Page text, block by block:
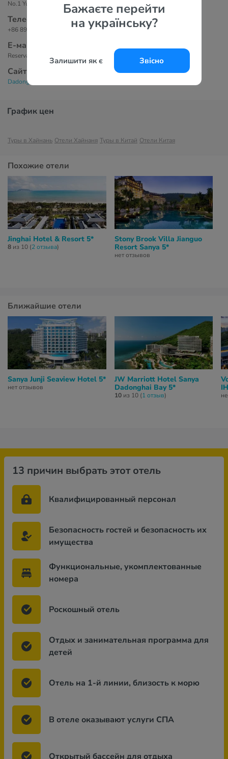
Бажаєте перейти
на українську?
Залишити як є Звісно
No.1 Yuya Road Dadonghai District , 572000 Санья, Китай
Телефоны
+86 898 8869 7777
Е-маil
Reservations@dadonghaihotelsanya.com
Сайт
Dadonghai Sanya Hotel 5*
График цен
Туры в Хайнань Отели Хайнаня Туры в Китай Отели Китая
Похожие отели
Jinghai Hotel & Resort 5*
8 из 10 (2 отзывa)
Stony Brook Villa Jianguo
Resort Sanya 5*
нет отзывов
Ближайшие отели
Sanya Junji Seaview Hotel 5*
нет отзывов
JW Marriott Hotel Sanya
Dadonghai Bay 5*
10из 10 (1 отзыв)
13 причин выбрать этот отель
Квалифицированный персонал
Безопасность гостей и безопасность их
имущества
Функциональные, укомплектованные
номера
Роскошный отель
Отдых и занимательная программа для
детей
Отель на 1-й линии, близость к морю
В отеле оказывают услуги СПА
Открытый бассейн для отдыха